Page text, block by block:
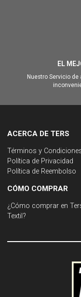
EL
Nuestro Servicio
ACERCA DE TERS
Términos y
Política de Privacidad
Política de Reembolso
CÓMO COMPRAR
¿Cómo comprar en
Textil?